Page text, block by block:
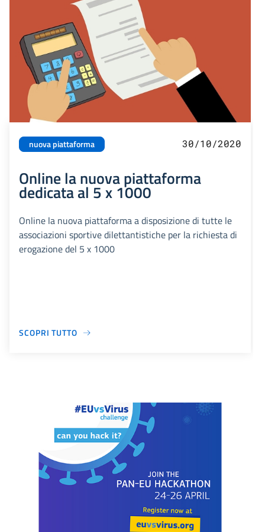
nuova piattaforma 30/10/2020
Online la nuova piattaforma
dedicata al 5 x 1000
Online la nuova piattaforma a disposizione di tutte le
associazioni sportive dilettantistiche per la richiesta di
erogazione del 5 x 1000
SCOPRI TUTTO